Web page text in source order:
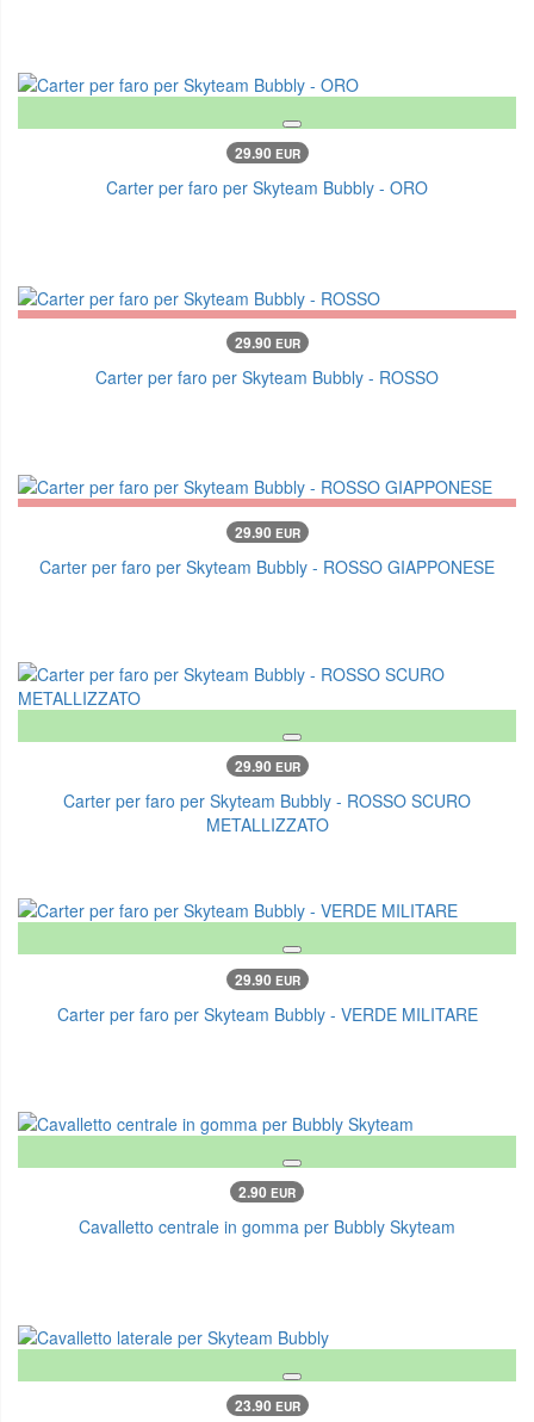
29.90 EUR
Carter per faro per Skyteam Bubbly - ORO
29.90 EUR
Carter per faro per Skyteam Bubbly - ROSSO
29.90 EUR
Carter per faro per Skyteam Bubbly - ROSSO GIAPPONESE
29.90 EUR
Carter per faro per Skyteam Bubbly - ROSSO SCURO
METALLIZZATO
29.90 EUR
Carter per faro per Skyteam Bubbly - VERDE MILITARE
2.90 EUR
Cavalletto centrale in gomma per Bubbly Skyteam
23.90 EUR